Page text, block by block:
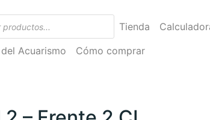
Tienda
Acuarismo
Cómo comprar